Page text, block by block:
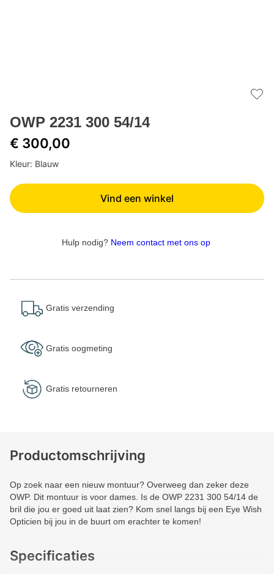
OWP 2231 300 54/14
€ 300,00
Kleur: Blauw
Vind een winkel
Hulp nodig? Neem contact met ons op
Gratis verzending
Gratis oogmeting
Gratis retourneren
Productomschrijving
Op zoek naar een nieuw montuur? Overweeg dan zeker deze
OWP. Dit montuur is voor dames. Is de OWP 2231 300 54/14 de
bril die jou er goed uit laat zien? Kom snel langs bij een Eye Wish
Opticien bij jou in de buurt om erachter te komen!
Specificaties